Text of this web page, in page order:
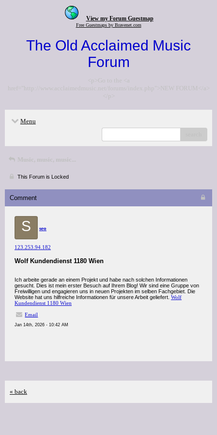
View my Forum Guestmap
Free Guestmaps by Bravenet.com
The Old Acclaimed Music
Forum
<p>Go to the <a
href="http://www.acclaimedmusic.net/forums/index.php">NEW FORUM</a>
</p>
Menu
Music, music, music...
This Forum is Locked
Comment
S seo
123.253.94.182
Wolf Kundendienst 1180 Wien
Ich arbeite gerade an einem Projekt und habe nach solchen Informationen
gesucht. Dies ist mein erster Besuch auf Ihrem Blog! Wir sind eine Gruppe von
Freiwilligen und engagieren uns in neuen Projekten im selben Fachgebiet. Die
Website hat uns hilfreiche Informationen für unsere Arbeit geliefert. Wolf
Kundendienst 1180 Wien
Email
Jan 14th, 2026 - 10:42 AM
« back